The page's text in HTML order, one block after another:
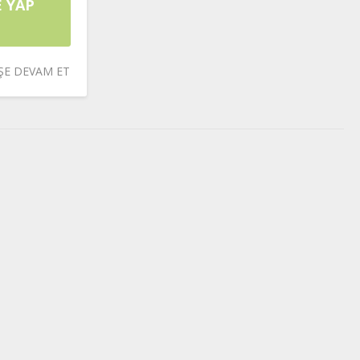
YAP
DEVAM ET